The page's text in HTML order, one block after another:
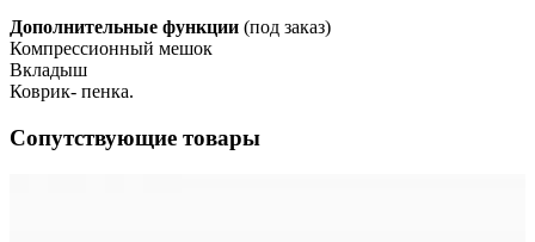
Дополнительные функции (под заказ)
Компрессионный мешок
Вкладыш
Коврик- пенка.
Сопутствующие товары